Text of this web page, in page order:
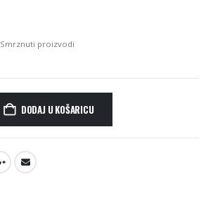
Smrznuti proizvodi
DODAJ U KOŠARICU